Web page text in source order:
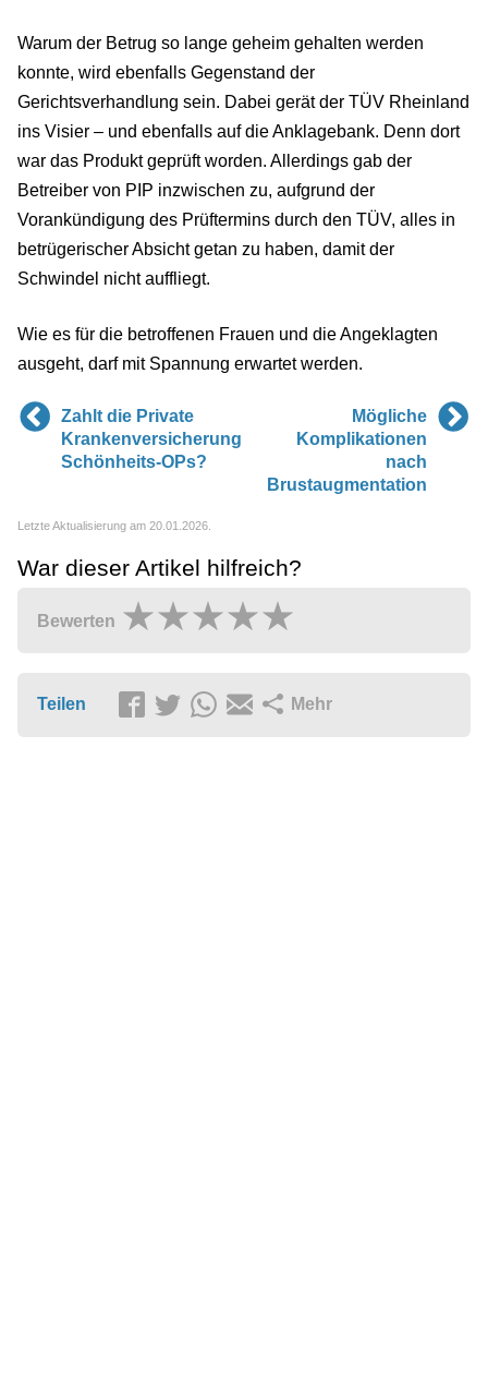
Warum der Betrug so lange geheim gehalten werden
konnte, wird ebenfalls Gegenstand der
Gerichtsverhandlung sein. Dabei gerät der TÜV Rheinland
ins Visier – und ebenfalls auf die Anklagebank. Denn dort
war das Produkt geprüft worden. Allerdings gab der
Betreiber von PIP inzwischen zu, aufgrund der
Vorankündigung des Prüftermins durch den TÜV, alles in
betrügerischer Absicht getan zu haben, damit der
Schwindel nicht auffliegt.
Wie es für die betroffenen Frauen und die Angeklagten
ausgeht, darf mit Spannung erwartet werden.
Zahlt die Private
Krankenversicherung
Schönheits-OPs?
Mögliche
Komplikationen
nach
Brustaugmentation
Letzte Aktualisierung am 20.01.2026.
War dieser Artikel hilfreich?
Bewerten
Teilen Mehr